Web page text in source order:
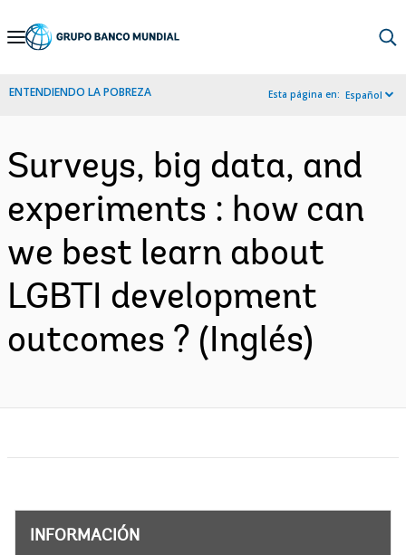
Skip
Navigation
ENTENDIENDO LA POBREZA Esta página en: Español
Surveys, big data, and
experiments : how can
we best learn about
LGBTI development
outcomes ? (Inglés)
INFORMACIÓN